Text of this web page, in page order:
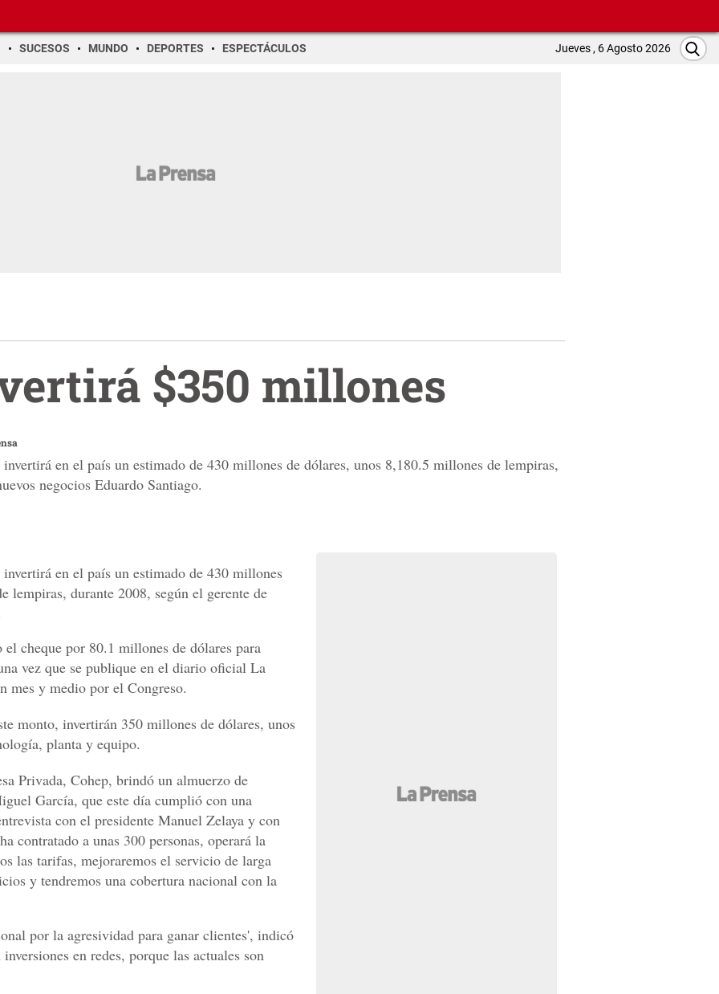
SUCESOS MUNDO DEPORTES ESPECTÁCULOS Jueves , 6 Agosto 2026
$350 millones
en el país un estimado de 430 millones de dólares, unos 8,180.5 millones de lempiras,
negocios Eduardo Santiago.
en el país un estimado de 430 millones
lempiras, durante 2008, según el gerente de
cheque por 80.1 millones de dólares para
vez que se publique en el diario oficial La
mes y medio por el Congreso.
monto, invertirán 350 millones de dólares, unos
planta y equipo.
Privada, Cohep, brindó un almuerzo de
García, que este día cumplió con una
con el presidente Manuel Zelaya y con
contratado a unas 300 personas, operará la
las tarifas, mejoraremos el servicio de larga
y tendremos una cobertura nacional con la
por la agresividad para ganar clientes', indicó
en redes, porque las actuales son